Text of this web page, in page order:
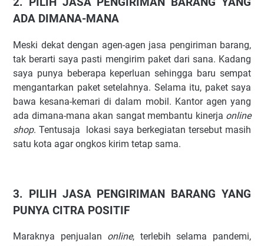
ADA DIMANA-MANA
Meski dekat dengan agen-agen jasa pengiriman barang,
tak berarti saya pasti mengirim paket dari sana. Kadang
saya punya beberapa keperluan sehingga baru sempat
mengantarkan paket setelahnya. Selama itu, paket saya
bawa kesana-kemari di dalam mobil. Kantor agen yang
ada dimana-mana akan sangat membantu kinerja online
shop. Tentusaja lokasi saya berkegiatan tersebut masih
satu kota agar ongkos kirim tetap sama.
3. PILIH JASA PENGIRIMAN BARANG YANG
PUNYA CITRA POSITIF
Maraknya penjualan online, terlebih selama pandemi,